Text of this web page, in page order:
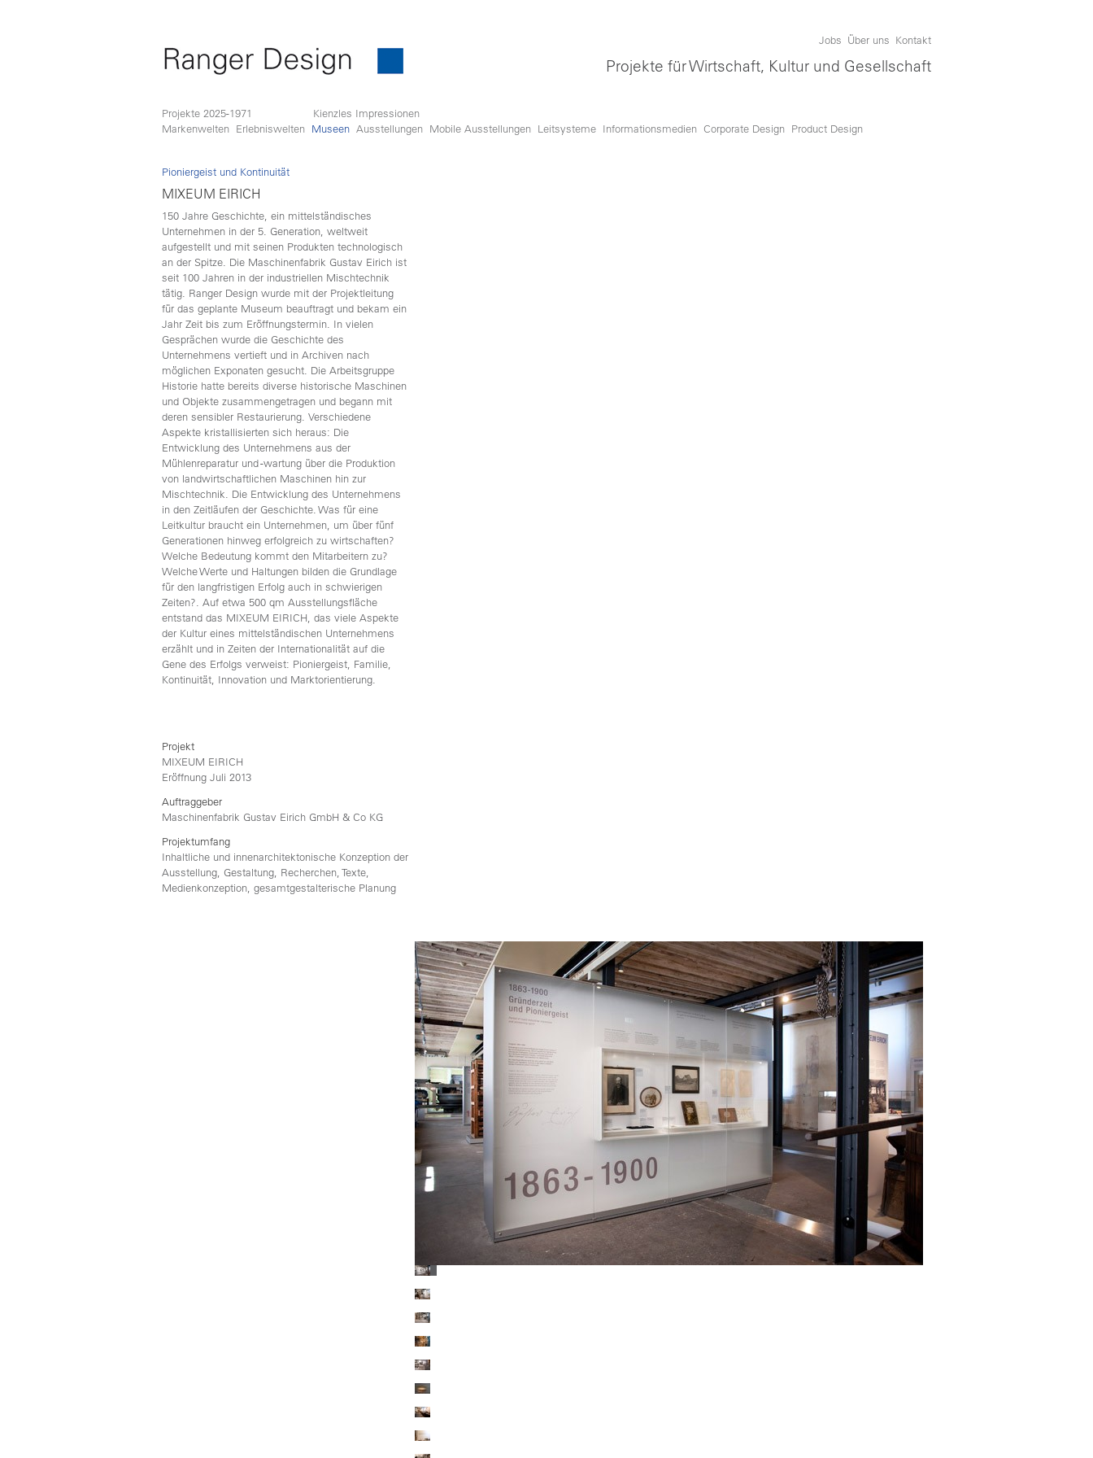
Projekte für Wirtschaft, Kultur und Gesellschaft
Jobs Über uns Kontakt
Projekte 2025-1971
Kienzles Impressionen
Markenwelten Erlebniswelten Museen Ausstellungen Mobile Ausstellungen Leitsysteme Informationsmedien Corporate Design Product Design
Pioniergeist und Kontinuität
MIXEUM EIRICH
150 Jahre Geschichte, ein mittelständisches
Unternehmen in der 5. Generation, weltweit
aufgestellt und mit seinen Produkten technologisch
an der Spitze. Die Maschinenfabrik Gustav Eirich ist
seit 100 Jahren in der industriellen Mischtechnik
tätig. Ranger Design wurde mit der Projektleitung
für das geplante Museum beauftragt und bekam ein
Jahr Zeit bis zum Eröffnungstermin. In vielen
Gesprächen wurde die Geschichte des
Unternehmens vertieft und in Archiven nach
möglichen Exponaten gesucht. Die Arbeitsgruppe
Historie hatte bereits diverse historische Maschinen
und Objekte zusammengetragen und begann mit
deren sensibler Restaurierung. Verschiedene
Aspekte kristallisierten sich heraus: Die
Entwicklung des Unternehmens aus der
Mühlenreparatur und -wartung über die Produktion
von landwirtschaftlichen Maschinen hin zur
Mischtechnik. Die Entwicklung des Unternehmens
in den Zeitläufen der Geschichte. Was für eine
Leitkultur braucht ein Unternehmen, um über fünf
Generationen hinweg erfolgreich zu wirtschaften?
Welche Bedeutung kommt den Mitarbeitern zu?
Welche Werte und Haltungen bilden die Grundlage
für den langfristigen Erfolg auch in schwierigen
Zeiten?. Auf etwa 500 qm Ausstellungsfläche
entstand das MIXEUM EIRICH, das viele Aspekte
der Kultur eines mittelständischen Unternehmens
erzählt und in Zeiten der Internationalität auf die
Gene des Erfolgs verweist: Pioniergeist, Familie,
Kontinuität, Innovation und Marktorientierung.
Projekt
MIXEUM EIRICH
Eröffnung Juli 2013
Auftraggeber
Maschinenfabrik Gustav Eirich GmbH & Co KG
Projektumfang
Inhaltliche und innenarchitektonische Konzeption der
Ausstellung, Gestaltung, Recherchen, Texte,
Medienkonzeption, gesamtgestalterische Planung